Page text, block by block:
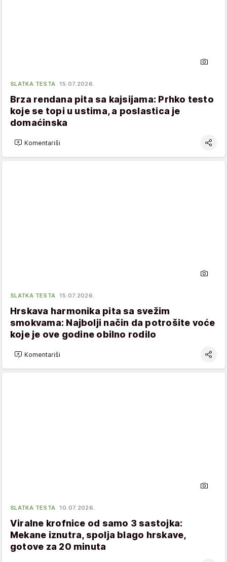
SLATKA TESTA 15.07.2026.
Brza rendana pita sa kajsijama: Prhko testo
koje se topi u ustima, a poslastica je
domaćinska
Komentariši
SLATKA TESTA 15.07.2026.
Hrskava harmonika pita sa svežim
smokvama: Najbolji način da potrošite voće
koje je ove godine obilno rodilo
Komentariši
SLATKA TESTA 10.07.2026.
Viralne krofnice od samo 3 sastojka:
Mekane iznutra, spolja blago hrskave,
gotove za 20 minuta